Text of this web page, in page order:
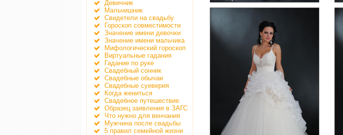
Девичник
Мальчишник
Свидетели на свадьбу
Гороскоп совместимости
Значение имени девочки
Значение имени мальчика
Мифологический гороскоп
Виртуальные гадания
Гадание по руке
Свадебный сонник
Свадебные обычаи
Свадебные суеверия
Когда жениться
Свадебное путешествие
Образец заявления в ЗАГС
Что нужно для венчания
Мужчина после свадьбы
5 правил семейной жизни